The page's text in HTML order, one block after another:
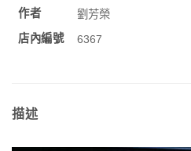
作者
劉芳榮
店內編號
6367
描述